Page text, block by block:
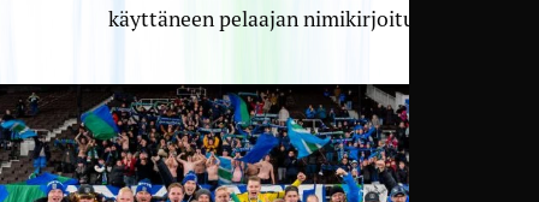
käyttäneen pelaajan nimikirjoitus.